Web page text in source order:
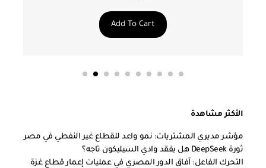
Add To Cart
الأكثر مشاهدة
مؤشر مديري المشتريات: نمو واعد للقطاع غير النفطي في مصر
ثورة DeepSeek هل يفقد وادي السيليكون تاجه؟
التحرك الفاعل: آفاق الدور المصري في عمليات إعمار قطاع غزة